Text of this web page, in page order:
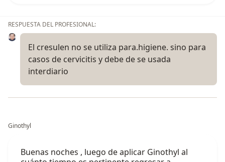
RESPUESTA DEL PROFESIONAL:
El cresulen no se utiliza para.higiene. sino para
casos de cervicitis y debe de se usada
interdiario
Ginothyl
Buenas noches , luego de aplicar Ginothyl al